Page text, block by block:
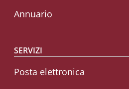
Annuario
SERVIZI
Posta elettronica